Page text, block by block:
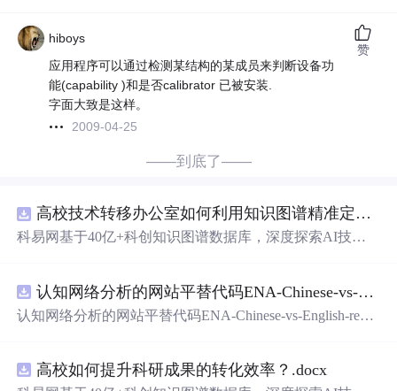
hiboys
应用程序可以通过检测某结构的某成员来判断设备功
能(capability )和是否calibrator 已被安装.
字面大致是这样。
2009-04-25
赞
——到底了——
高校技术转移办公室如何利用知识图谱精准定位产业需求与技术适配点？.docx
科易网基于40亿+科创知识图谱数据库，深度探索AI技术
新领域的AI+数智化解决方案，推动科技创新与产业创新
智能化发展。
认知网络分析的网站平替代码ENA-Chinese-vs-English-reproducible.zip
认知网络分析的网站平替代码ENA-Chinese-vs-English-repro
高校如何提升科研成果的转化效率？.docx